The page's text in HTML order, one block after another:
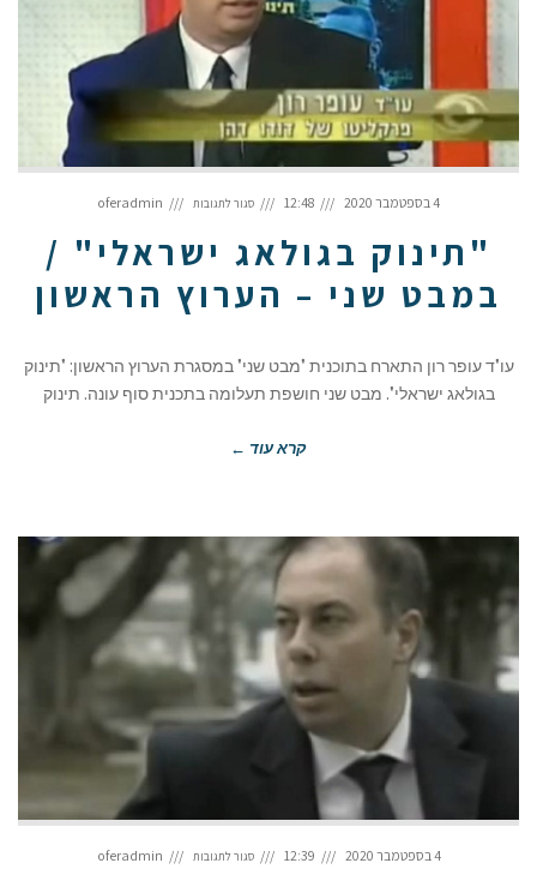
4 בספטמבר 2020 12:48 סגור לתגובות "תינוק
בגולאג
שני
–
הערוץ
oferadmin
"תינוק בגולאג ישראלי" /
במבט שני – הערוץ הראשון
עו"ד עופר רון התארח בתוכנית "מבט שני" במסגרת הערוץ הראשון: "תינוק
בגולאג ישראלי". מבט שני חושפת תעלומה בתכנית סוף עונה. תינוק
קרא עוד ←
4 בספטמבר 2020 12:39 סגור לתגובות "מי
ידע oferadmin